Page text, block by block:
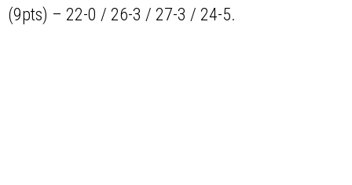
(9pts) – 22-0 / 26-3 / 27-3 / 24-5.